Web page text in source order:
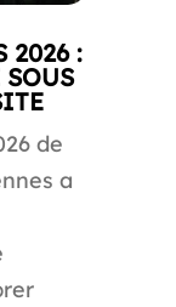
2026 :
de
a